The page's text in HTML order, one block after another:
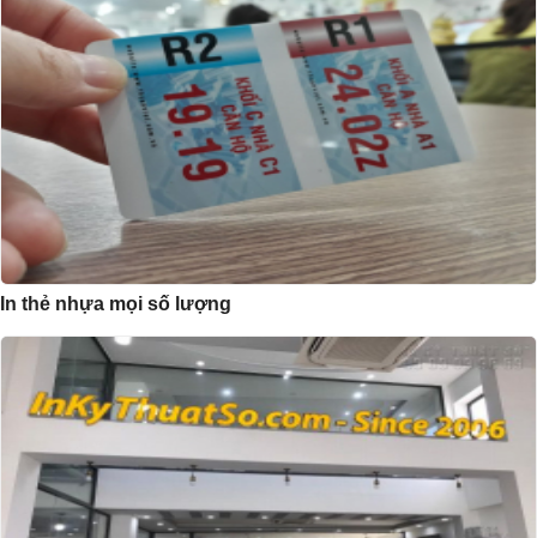
In thẻ nhựa mọi số lượng